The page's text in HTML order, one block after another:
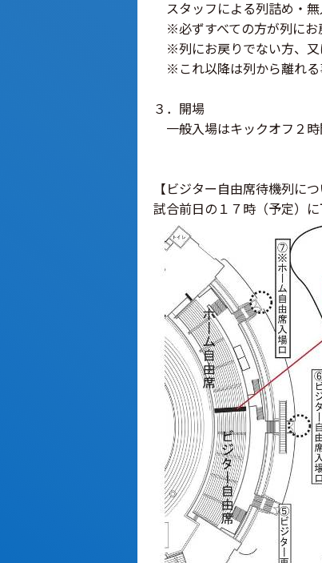
スタッフによる列詰め・無
※必ずすべての方が列にお
※列にお戻りでない方、又
※これ以降は列から離れる
３．開場
一般入場はキックオフ２時
【ビジター自由席待機列につ
試合前日の１７時（予定）